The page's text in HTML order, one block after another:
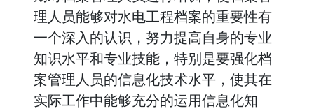
理人员能够对水电工程档案的重要性有
一个深入的认识，努力提高自身的专业
知识水平和专业技能，特别是要强化档
案管理人员的信息化技术水平，使其在
实际工作中能够充分的运用信息化知